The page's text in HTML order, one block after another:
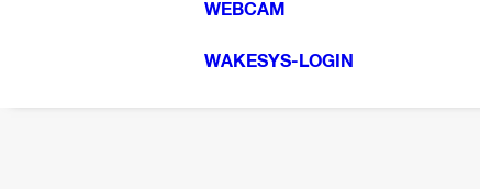
WEBCAM
WAKESYS-LOGIN